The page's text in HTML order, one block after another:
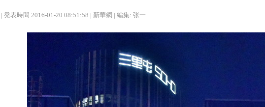
| 発表時間 2016-01-20 08:51:58 | 新華網 | 編集: 张一